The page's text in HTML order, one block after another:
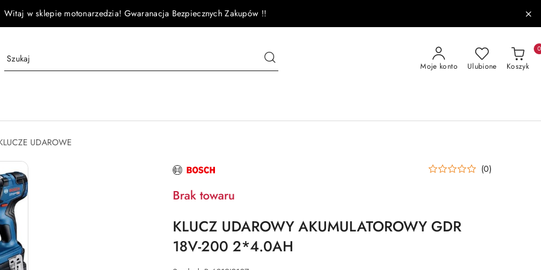
Witaj w sklepie motonarzedzia! Gwaranacja Bezpiecznych Zakupów !!
Moje konto Ulubione Koszyk
0
UDAROWE
NAZWA
PRODUCENTA: (0)
Brak towaru
KLUCZ UDAROWY AKUMULATOROWY GDR
18V-200 2*4.0AH